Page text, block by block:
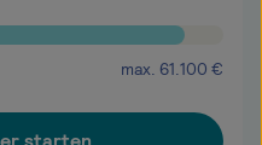
max. 61.100 €